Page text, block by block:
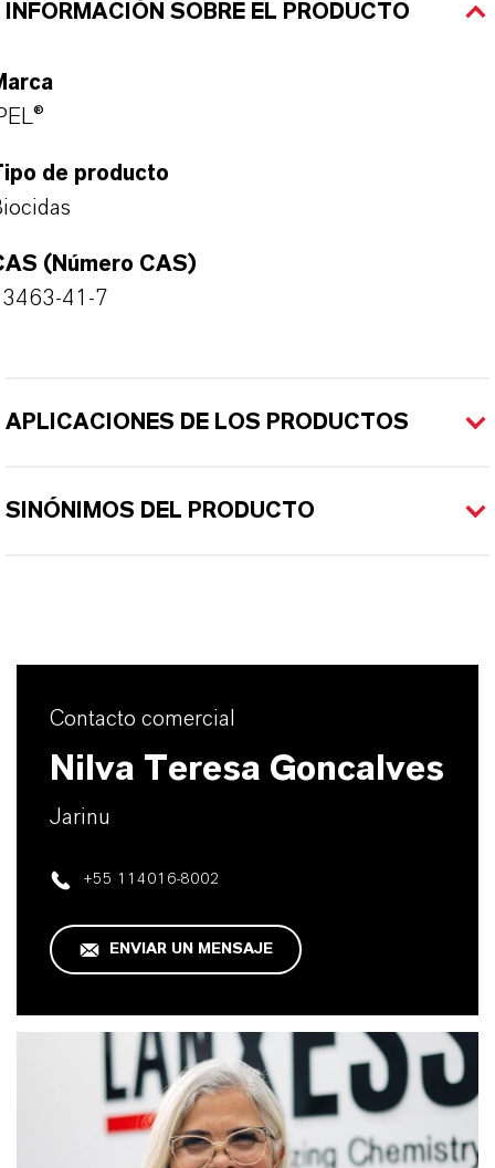
INFORMACIÓN SOBRE EL PRODUCTO
de producto
(Número CAS)
41-7
APLICACIONES DE LOS PRODUCTOS
SINÓNIMOS DEL PRODUCTO
Contacto comercial
Nilva Teresa Goncalves
Jarinu
+55 114016-8002
ENVIAR UN MENSAJE